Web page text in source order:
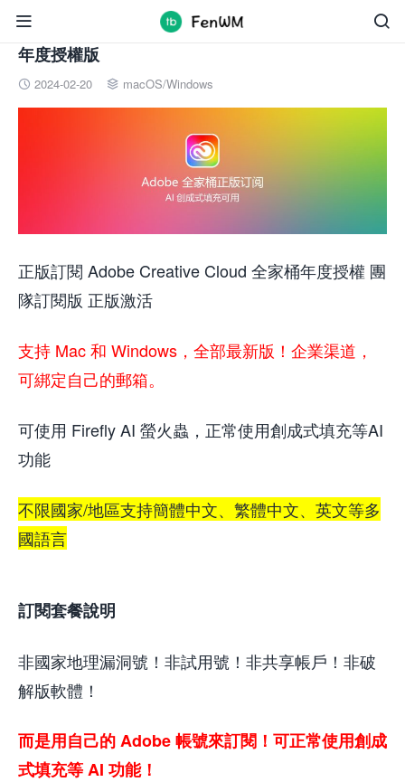


正版訂閱 Adobe Creative Cloud 全家桶繁體中文
年度授權版
 2024-02-20  macOS/Windows
正版訂閱 Adobe Creative Cloud 全家桶年度授權 團
隊訂閱版 正版激活
支持 Mac 和 Windows，全部最新版！企業渠道，
可綁定自己的郵箱。
可使用 Firefly AI 螢火蟲，正常使用創成式填充等AI
功能
不限國家/地區支持簡體中文、繁體中文、英文等多
國語言
訂閱套餐說明
非國家地理漏洞號！非試用號！非共享帳戶！非破
解版軟體！
而是用自己的 Adobe 帳號來訂閱！可正常使用創成
式填充等 AI 功能！